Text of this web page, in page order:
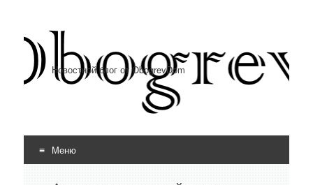
Новостной блог от ObogrevDom
Меню